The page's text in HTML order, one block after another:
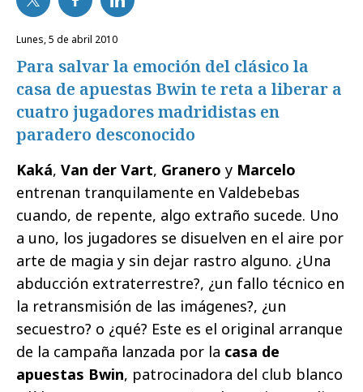
lunes, 5 de abril 2010
Para salvar la emoción del clásico la
casa de apuestas Bwin te reta a liberar a
cuatro jugadores madridistas en
paradero desconocido
Kaká, Van der Vart, Granero y Marcelo
entrenan tranquilamente en Valdebebas
cuando, de repente, algo extraño sucede. Uno
a uno, los jugadores se disuelven en el aire por
arte de magia y sin dejar rastro alguno. ¿Una
abducción extraterrestre?, ¿un fallo técnico en
la retransmisión de las imágenes?, ¿un
secuestro? o ¿qué? Este es el original arranque
de la campaña lanzada por la casa de
apuestas Bwin, patrocinadora del club blanco